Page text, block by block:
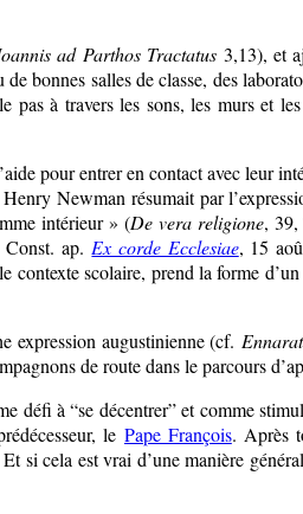
ad Parthos Tractatus3,13), et
bonnes salles de classe, des
pas à travers les sons, les murs et
pour entrer en contact avec leur
Newman résumait par
intérieur » (De vera religione, 39,
Const. ap.Ex corde Ecclesiae, 15
scolaire, prend la forme
expression augustinienne (cf.
de route dans le parcours
défi à “se décentrer” et comme
le Pape François. Après
si cela est vrai d’une manière